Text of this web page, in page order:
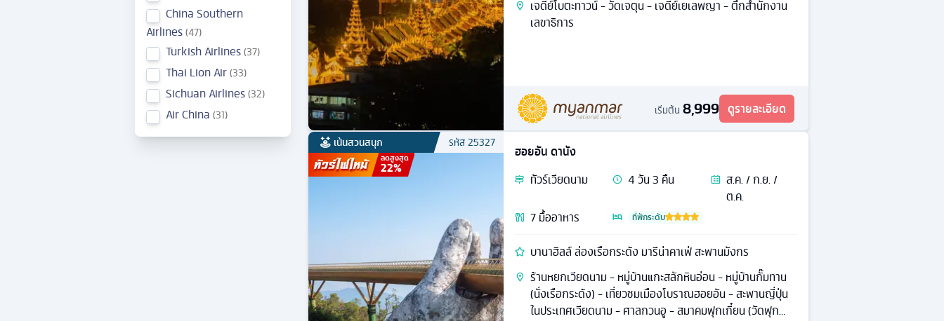
China Southern
Airlines 47
Turkish Airlines 37
Thai Lion Air 33
Sichuan Airlines 32
Air China 31
เจดีย์โบตะทาวน์ - วัดเจตุน - เจดีย์เยเลพญา - ตึกสำนักงาน
เลขาธิการ
เริ่มต้น 8,999 ดูรายละเอียด
เน้นสวนสนุก รหัส25327
ลดสูงสุด
22%
ฮอยอัน ดานัง
ทัวร์เวียดนาม 4วัน3 คืน
ส.ค. / ก.ย. /
ต.ค.
7มื้ออาหาร ที่พักระดับ
บานาฮิลล์ ล่องเรือกระด้ง มารีน่าคาเฟ่ สะพานมังกร
ร้านหยกเวียดนาม - หมู่บ้านแกะสลักหินอ่อน - หมู่บ้านกั๊มทาน
(นั่งเรือกระด้ง) - เที่ยวชมเมืองโบราณฮอยอัน - สะพานญี่ปุ่น
ในประเทศเวียดนาม - ศาลกวนอู - สมาคมฟุกเกี๋ยน (วัดฟุก